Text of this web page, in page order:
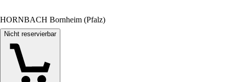
HORNBACH Bornheim (Pfalz)
Nicht reservierbar